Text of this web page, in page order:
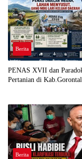
Berita
PENAS XVII dan
Pertanian di
Berita